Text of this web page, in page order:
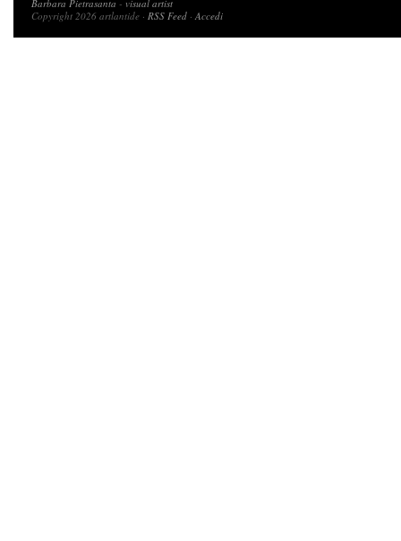
Barbara Pietrasanta - visual artist
Copyright 2026 artlantide · RSS Feed ·Accedi